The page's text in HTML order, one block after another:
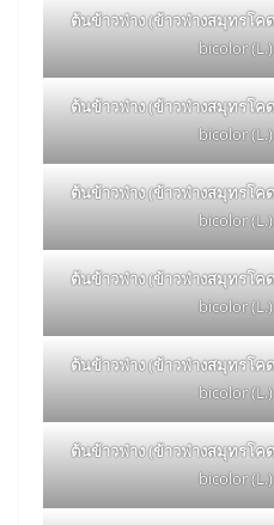
ต้นข้าวฟ่าง (ข้าวฟ่างสมุทรโค
bicolor
ต้นข้าวฟ่าง (ข้าวฟ่างสมุทรโค
bicolor
ต้นข้าวฟ่าง (ข้าวฟ่างสมุทรโค
bicolor
ต้นข้าวฟ่าง (ข้าวฟ่างสมุทรโค
bicolor
ต้นข้าวฟ่าง (ข้าวฟ่างสมุทรโค
bicolor
ต้นข้าวฟ่าง (ข้าวฟ่างสมุทรโค
bicolor